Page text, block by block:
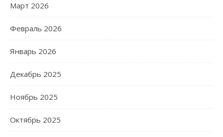
Март 2026
Февраль 2026
Январь 2026
Декабрь 2025
Ноябрь 2025
Октябрь 2025